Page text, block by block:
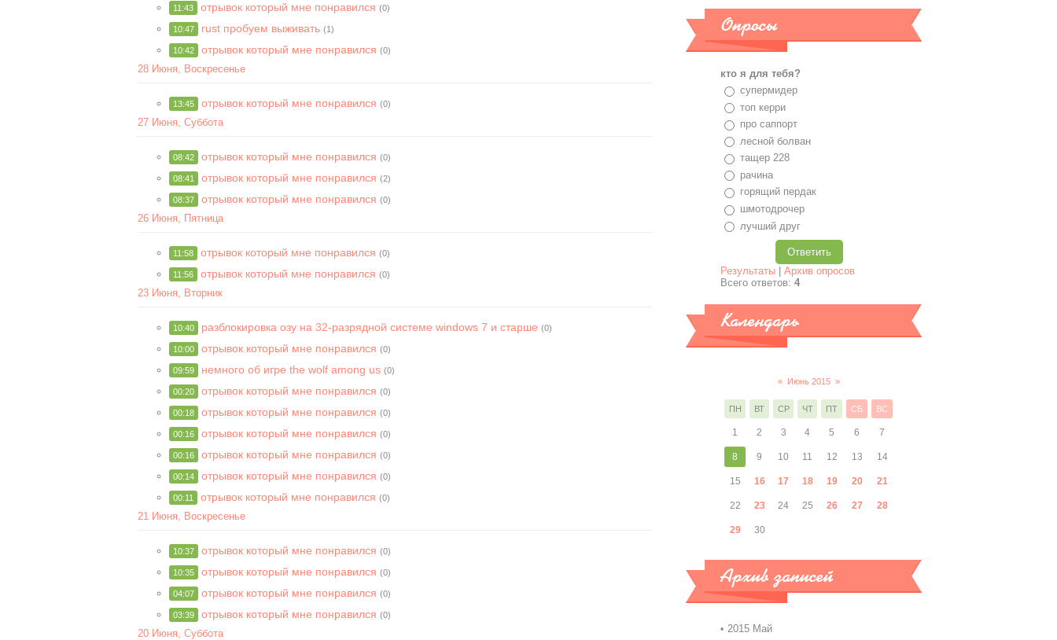
11:43 отрывок который мне понравился (0)
10:47 rust пробуем выживать (1)
10:42 отрывок который мне понравился (0)
28 Июня, Воскресенье
13:45 отрывок который мне понравился (0)
27 Июня, Суббота
08:42 отрывок который мне понравился (0)
08:41 отрывок который мне понравился (2)
08:37 отрывок который мне понравился (0)
26 Июня, Пятница
11:58 отрывок который мне понравился (0)
11:56 отрывок который мне понравился (0)
23 Июня, Вторник
10:40 разблокировка озу на 32-разрядной системе windows 7 и старше (0)
10:00 отрывок который мне понравился (0)
09:59 немного об игре the wolf among us (0)
00:20 отрывок который мне понравился (0)
00:18 отрывок который мне понравился (0)
00:16 отрывок который мне понравился (0)
00:16 отрывок который мне понравился (0)
00:14 отрывок который мне понравился (0)
00:11 отрывок который мне понравился (0)
21 Июня, Воскресенье
10:37 отрывок который мне понравился (0)
10:35 отрывок который мне понравился (0)
04:07 отрывок который мне понравился (0)
03:39 отрывок который мне понравился (0)
20 Июня, Суббота
Опросы
кто я для тебя?
супермидер
топ керри
про саппорт
лесной болван
тащер 228
рачина
горящий пердак
шмотодрочер
лучший друг
Результаты
Архив опросов
Всего ответов: 4
Календарь
« Июнь 2015 »
ПН ВТ СР ЧТ ПТ СБ ВС
1 2 3 4 5 6 7
8 9 10 11 12 13 14
15 16 17 18 19 20 21
22 23 24 25 26 27 28
29 30
Архив записей
2015 Май